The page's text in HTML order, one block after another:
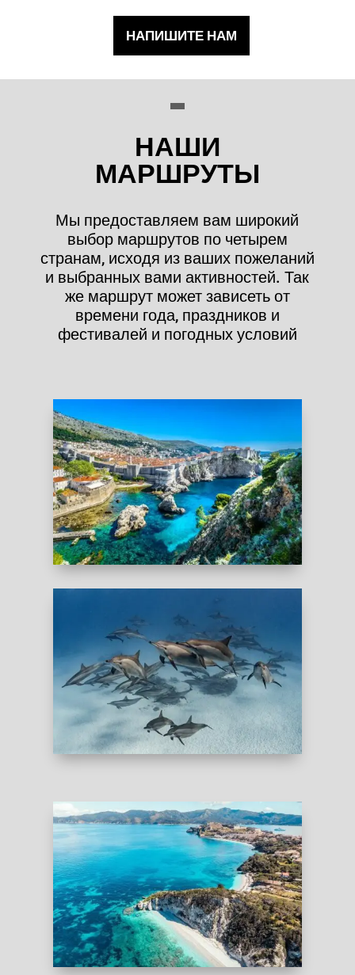
НАПИШИТЕ НАМ
НАШИ
МАРШРУТЫ
Мы предоставляем вам широкий
выбор маршрутов по четырем
странам, исходя из ваших пожеланий
и выбранных вами активностей. Так
же маршрут может зависеть от
времени года, праздников и
фестивалей и погодных условий
ХОРВАТИЯ
Уникальная возможность поплавать со
свободными дельфинами в Красном Море
Это фридайв-круиз на парусной яхте по
системе Всё Включено
ЕГИПЕТ
ИТАЛИЯ